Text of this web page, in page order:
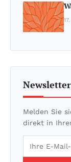
Newsletter
Melden Sie
direkt in